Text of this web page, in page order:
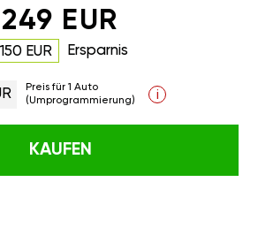
249 EUR
150 EUR Ersparnis
Preis für 1 Auto
(Umprogrammierung)
i
KAUFEN